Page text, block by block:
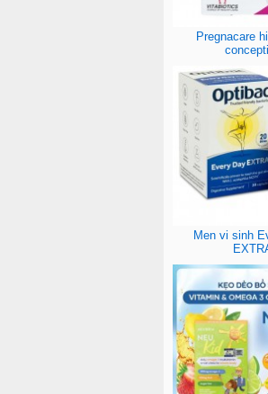
Pregnacare
Men vi sinh